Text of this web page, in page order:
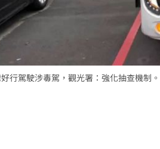
行駕駛涉毒駕，觀光署：強化抽查機制